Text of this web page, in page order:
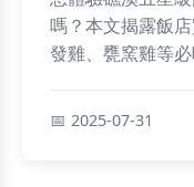
嗎？本文揭露飯
發雞、甕窯雞等
2025-07-31